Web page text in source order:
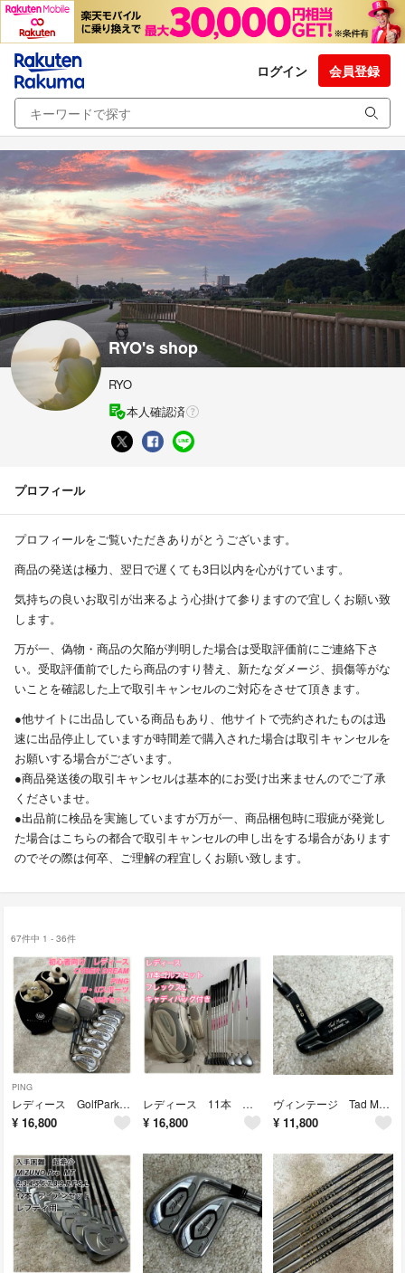
ログイン 会員登録
RYO's shop
RYO
本人確認済
プロフィール
プロフィールをご覧いただきありがとうございます。
商品の発送は極力、翌日で遅くても3日以内を心がけています。
気持ちの良いお取引が出来るよう心掛けて参りますので宜しくお願い致
します。
万が一、偽物・商品の欠陥が判明した場合は受取評価前にご連絡下さ
い。受取評価前でしたら商品のすり替え、新たなダメージ、損傷等がな
いことを確認した上で取引キャンセルのご対応をさせて頂きます。
●他サイトに出品している商品もあり、他サイトで売約されたものは迅
速に出品停止していますが時間差で購入された場合は取引キャンセルを
お願いする場合がございます。
●商品発送後の取引キャンセルは基本的にお受け出来ませんのでご了承
くださいませ。
●出品前に検品を実施していますが万が一、商品梱包時に瑕疵が発覚し
た場合はこちらの都合で取引キャンセルの申し出をする場合があります
のでその際は何卒、ご理解の程宜しくお願い致します。
67件中 1 - 36件
PING
レディース GolfPark PING 10本 ゴルフセット フレックスL
¥ 16,800
レディース 11本 フルセット ゴルフセット フレックスL
¥ 16,800
ヴィンテージ Tad Moore PRO1 タッドモア プロ1 パター
¥ 11,800